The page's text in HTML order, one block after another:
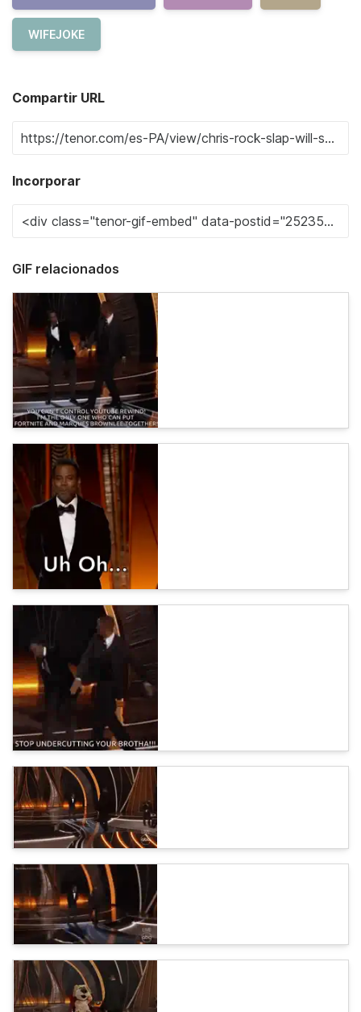
WIFEJOKE
Compartir URL
Incorporar
GIF relacionados